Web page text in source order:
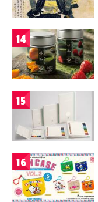
14
15
16